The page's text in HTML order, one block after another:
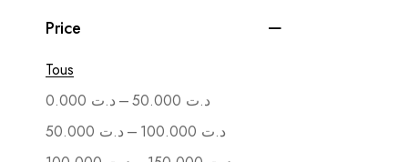
Vente en Gros
Price
Tous
د.ت – د.ت
د.ت – د.ت